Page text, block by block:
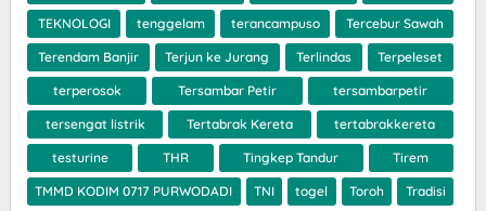
TEKNOLOGI tenggelam terancampuso Tercebur Sawah
Terendam Banjir Terjun ke Jurang Terlindas Terpeleset
terperosok Tersambar Petir tersambarpetir
tersengat listrik Tertabrak Kereta tertabrakkereta
testurine THR Tingkep Tandur Tirem
TMMD KODIM 0717 PURWODADI TNI togel Toroh Tradisi